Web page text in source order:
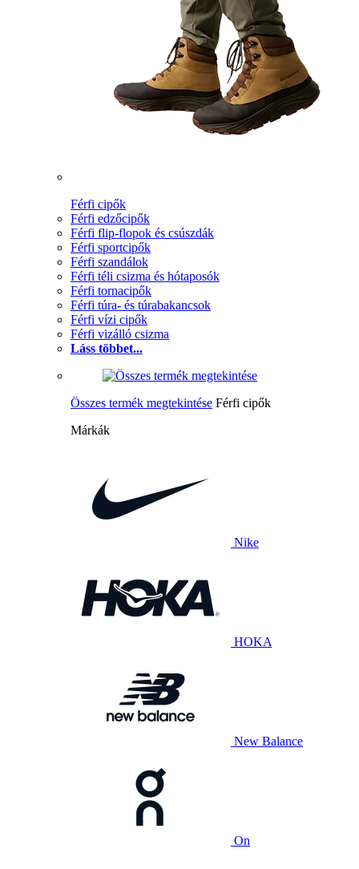
Férfi cipők
Férfi edzőcipők
Férfi flip-flopok és csúszdák
Férfi sportcipők
Férfi szandálok
Férfi téli csizma és hótaposók
Férfi tornacipők
Férfi túra- és túrabakancsok
Férfi vízi cipők
Férfi vizálló csizma
Láss többet...
Összes termék megtekintése Férfi cipők
Márkák
Nike
HOKA
New Balance
On